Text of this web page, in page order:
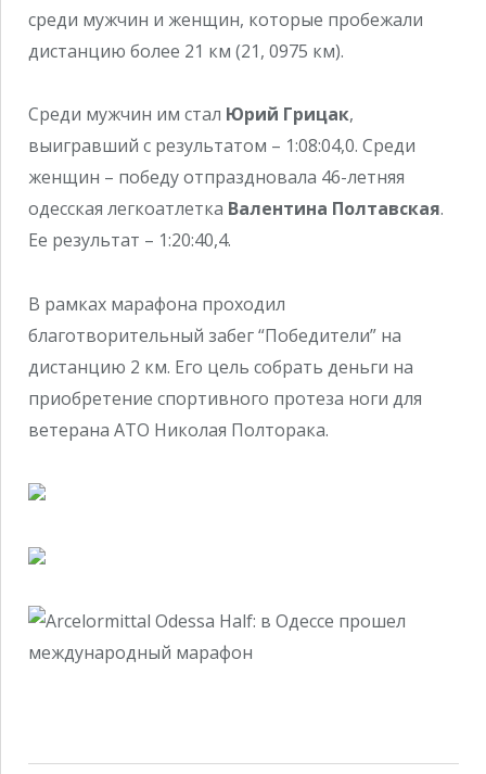
среди мужчин и женщин, которые пробежали
дистанцию более 21 км (21, 0975 км).
Среди мужчин им стал Юрий Грицак,
выигравший с результатом – 1:08:04,0. Среди
женщин – победу отпраздновала 46-летняя
одесская легкоатлетка Валентина Полтавская.
Ее результат – 1:20:40,4.
В рамках марафона проходил
благотворительный забег “Победители” на
дистанцию 2 км. Его цель собрать деньги на
приобретение спортивного протеза ноги для
ветерана АТО Николая Полторака.